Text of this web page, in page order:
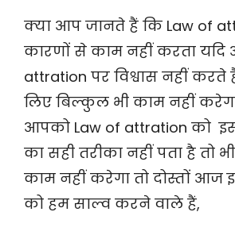
क्या आप जानते हैं कि Law of
कारणों से काम नहीं करता यदि
attration पर विश्वास नहीं
लिए बिल्कुल भी काम नहीं
आपको Law of attration को
का सही तरीका नहीं पता है तो
काम नहीं करेगा तो दोस्तों आज
को हम साल्व करने वाले हैं,